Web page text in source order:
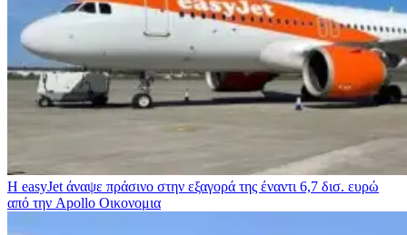
Η easyJet άναψε πράσινο στην εξαγορά της έναντι 6,7 δισ. ευρώ
από την Apollo Οικονομια